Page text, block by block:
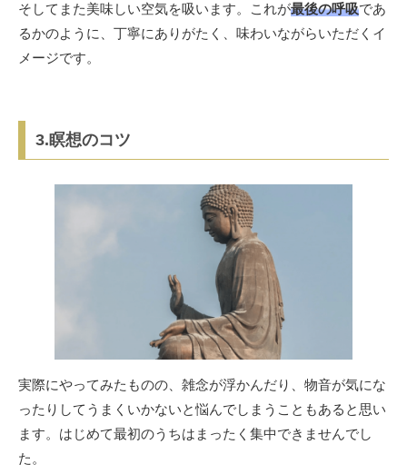
そしてまた美味しい空気を吸います。これが最後の呼吸であ
るかのように、丁寧にありがたく、味わいながらいただくイ
メージです。
3.瞑想のコツ
実際にやってみたものの、雑念が浮かんだり、物音が気にな
ったりしてうまくいかないと悩んでしまうこともあると思い
ます。はじめて最初のうちはまったく集中できませんでし
た。